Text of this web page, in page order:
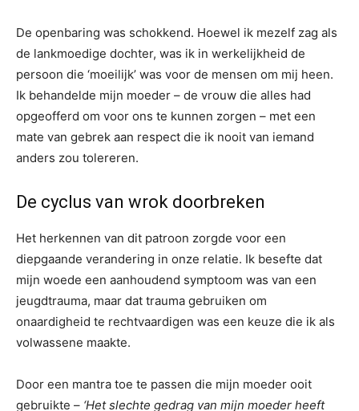
De openbaring was schokkend. Hoewel ik mezelf zag als
de lankmoedige dochter, was ik in werkelijkheid de
persoon die ‘moeilijk’ was voor de mensen om mij heen.
Ik behandelde mijn moeder – de vrouw die alles had
opgeofferd om voor ons te kunnen zorgen – met een
mate van gebrek aan respect die ik nooit van iemand
anders zou tolereren.
De cyclus van wrok doorbreken
Het herkennen van dit patroon zorgde voor een
diepgaande verandering in onze relatie. Ik besefte dat
mijn woede een aanhoudend symptoom was van een
jeugdtrauma, maar dat trauma gebruiken om
onaardigheid te rechtvaardigen was een keuze die ik als
volwassene maakte.
Door een mantra toe te passen die mijn moeder ooit
gebruikte – ‘Het slechte gedrag van mijn moeder heeft